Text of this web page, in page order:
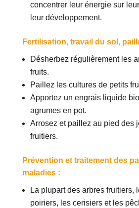
concentrer leur énergie sur
leur développement.
Fertilisation, travail du sol,
Désherbez régulièrement les
fruits.
Paillez les cultures de petits
Apportez un engrais liquide
agrumes en pot.
Arrosez et paillez au pied des
fruitiers.
Prévention et traitement des
maladies :
La plupart des arbres fruitiers,
poiriers, les cerisiers et les